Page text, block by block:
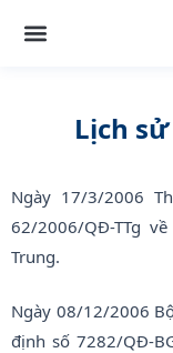
Lịch
Ngày 17/3/2006
62/2006/QĐ-TTg
Trung.
Ngày 08/12/2006
định số 7282/QĐ-